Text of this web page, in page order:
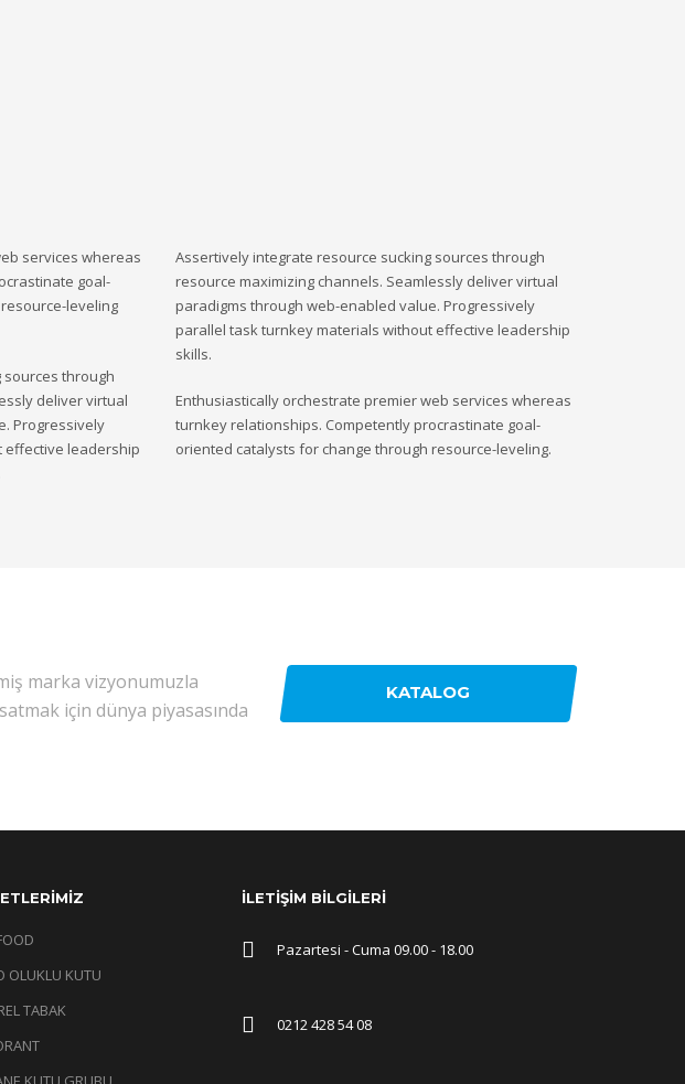
services whereas
goal-
leveling
through
deliver virtual
Progressively
effective leadership
Assertively integrate resource sucking sources through
resource maximizing channels. Seamlessly deliver virtual
paradigms through web-enabled value. Progressively
parallel task turnkey materials without effective leadership
skills.
Enthusiastically orchestrate premier web services whereas
turnkey relationships. Competently procrastinate goal-
oriented catalysts for change through resource-leveling.
marka vizyonumuzla
için dünya piyasasında
KATALOG
OLUKLU KUTU
TABAK
İLETİŞİM BİLGİLERİ
Pazartesi - Cuma 09.00 - 18.00
0212 428 54 08